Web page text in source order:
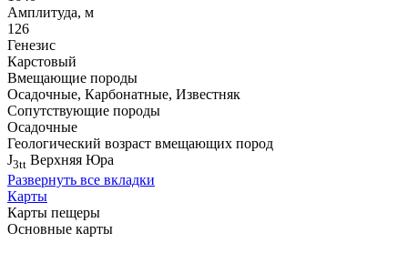
Амплитуда, м
126
Генезис
Карстовый
Вмещающие породы
Осадочные, Карбонатные, Известняк
Сопутствующие породы
Осадочные
Геологический возраст вмещающих пород
J3tt Верхняя Юра
Развернуть все вкладки
Карты
Карты пещеры
Основные карты